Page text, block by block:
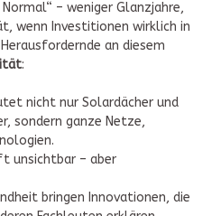
– weniger Glanzjahre,
wenn Investitionen wirklich in
an diesem
:
nicht nur Solardächer und
sondern ganze Netze,
unsichtbar – aber
bringen Innovationen, die